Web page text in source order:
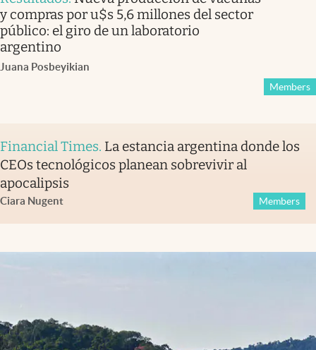
y compras por u$s 5,6 millones del sector
público: el giro de un laboratorio
argentino
Juana Posbeyikian
Members
Financial Times. La estancia argentina donde los
CEOs tecnológicos planean sobrevivir al
apocalipsis
Ciara Nugent Members